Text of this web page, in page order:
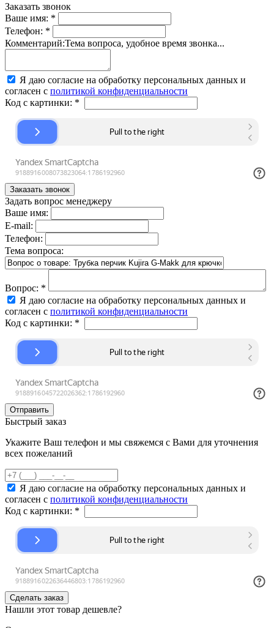
Заказать звонок
Ваше имя: *
Телефон: *
Комментарий:Тема вопроса, удобное время звонка...
Я даю согласие на обработку персональных данных и
согласен с политикой конфиденциальности
Код с картинки: *
Задать вопрос менеджеру
Ваше имя:
E-mail:
Телефон:
Тема вопроса:
Вопрос: *
Я даю согласие на обработку персональных данных и
согласен с политикой конфиденциальности
Код с картинки: *
Быстрый заказ
Укажите Ваш телефон и мы свяжемся с Вами для уточнения
всех пожеланий
Я даю согласие на обработку персональных данных и
согласен с политикой конфиденциальности
Код с картинки: *
Нашли этот товар дешевле?